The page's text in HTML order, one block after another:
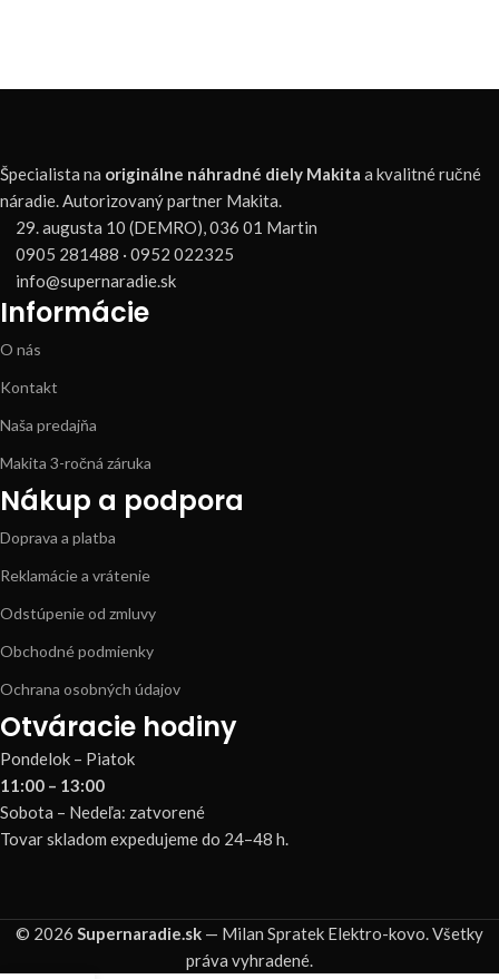
Špecialista na originálne náhradné diely Makita a kvalitné ručné
náradie. Autorizovaný partner Makita.
29. augusta 10 (DEMRO), 036 01 Martin
0905 281488 · 0952 022325
info@supernaradie.sk
Informácie
O nás
Kontakt
Naša predajňa
Makita 3-ročná záruka
Nákup a podpora
Doprava a platba
Reklamácie a vrátenie
Odstúpenie od zmluvy
Obchodné podmienky
Ochrana osobných údajov
Otváracie hodiny
Pondelok – Piatok
11:00 – 13:00
Sobota – Nedeľa: zatvorené
Tovar skladom expedujeme do 24–48 h.
© 2026 Supernaradie.sk — Milan Spratek Elektro-kovo. Všetky
práva vyhradené.